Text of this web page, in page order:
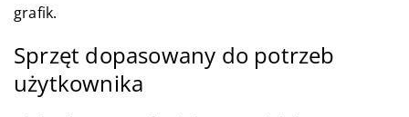
grafik.
Sprzęt dopasowany do potrzeb
użytkownika